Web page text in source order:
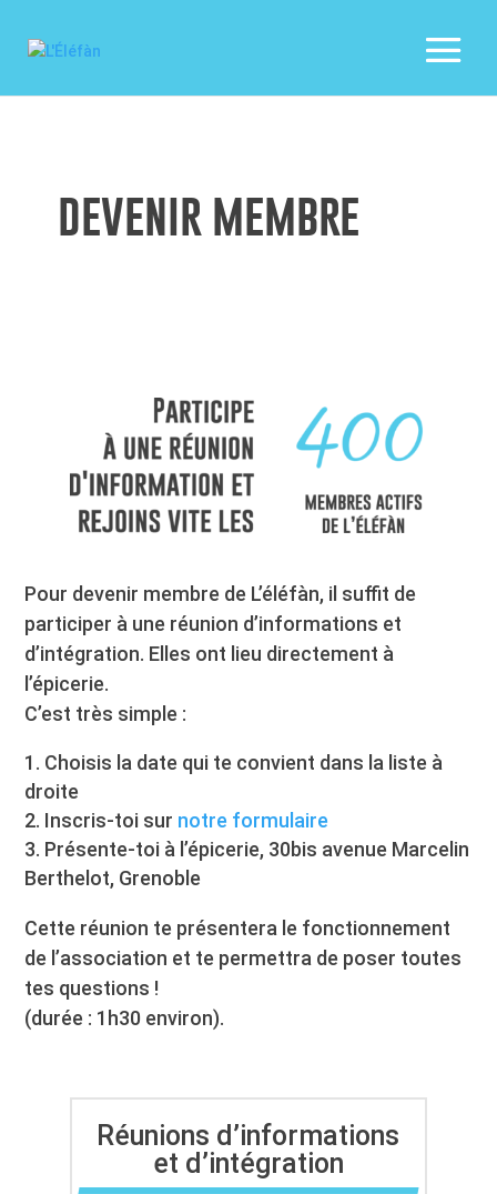
devenir membre
Pour devenir membre de L’éléfàn, il suffit de
participer à une réunion d’informations et
d’intégration. Elles ont lieu directement à
l’épicerie.
C’est très simple :
Choisis la date qui te convient dans la liste à
droite
Inscris-toi sur notre formulaire
Présente-toi à l’épicerie, 30bis avenue Marcelin
Berthelot, Grenoble
Cette réunion te présentera le fonctionnement
de l’association et te permettra de poser toutes
tes questions !
(durée : 1h30 environ).
Réunions d’informations
et d’intégration